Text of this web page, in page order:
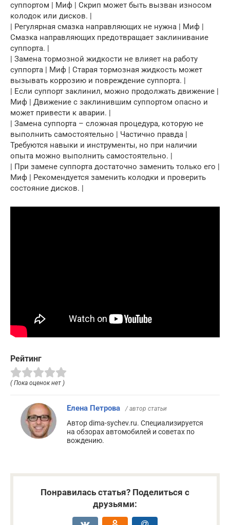
суппортом | Миф | Скрип может быть вызван износом
колодок или дисков. |
| Регулярная смазка направляющих не нужна | Миф |
Смазка направляющих предотвращает заклинивание
суппорта. |
| Замена тормозной жидкости не влияет на работу
суппорта | Миф | Старая тормозная жидкость может
вызывать коррозию и повреждение суппорта. |
| Если суппорт заклинил, можно продолжать движение |
Миф | Движение с заклинившим суппортом опасно и
может привести к аварии. |
| Замена суппорта – сложная процедура, которую не
выполнить самостоятельно | Частично правда |
Требуются навыки и инструменты, но при наличии
опыта можно выполнить самостоятельно. |
| При замене суппорта достаточно заменить только его |
Миф | Рекомендуется заменить колодки и проверить
состояние дисков. |
Рейтинг
( Пока оценок нет )
Елена Петрова / автор статьи
Автор dima-sychev.ru. Специализируется
на обзорах автомобилей и советах по
вождению.
Понравилась статья? Поделиться с
друзьями: